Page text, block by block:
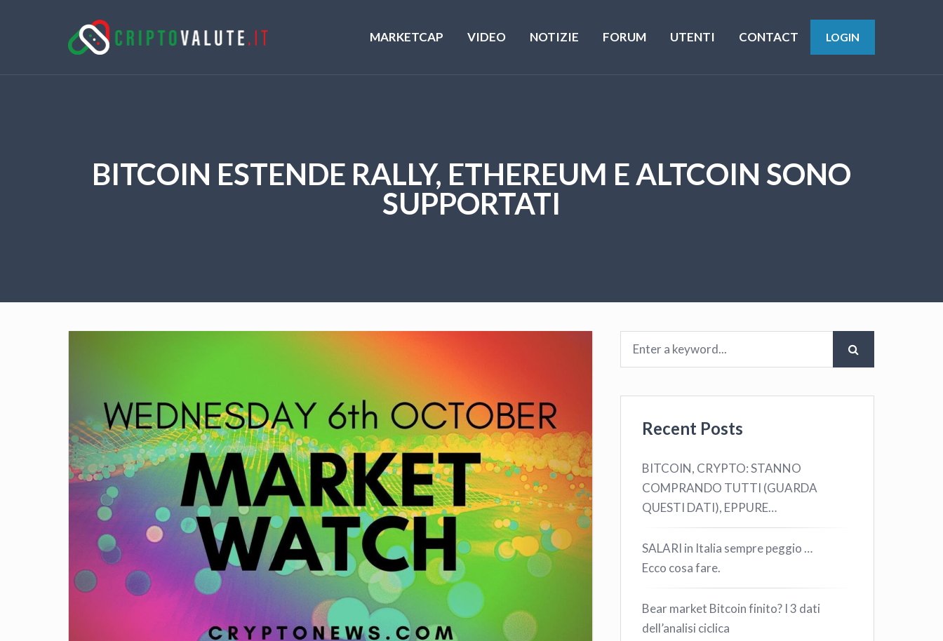
MARKETCAP VIDEO NOTIZIE FORUM UTENTI CONTACT LOGIN
BITCOIN ESTENDE RALLY, ETHEREUM E ALTCOIN SONO
SUPPORTATI
Recent Posts
BITCOIN, CRYPTO: STANNO
COMPRANDO TUTTI (GUARDA
QUESTI DATI), EPPURE…
SALARI in Italia sempre peggio …
Ecco cosa fare.
Bear market Bitcoin finito? I 3 dati
dell’analisi ciclica